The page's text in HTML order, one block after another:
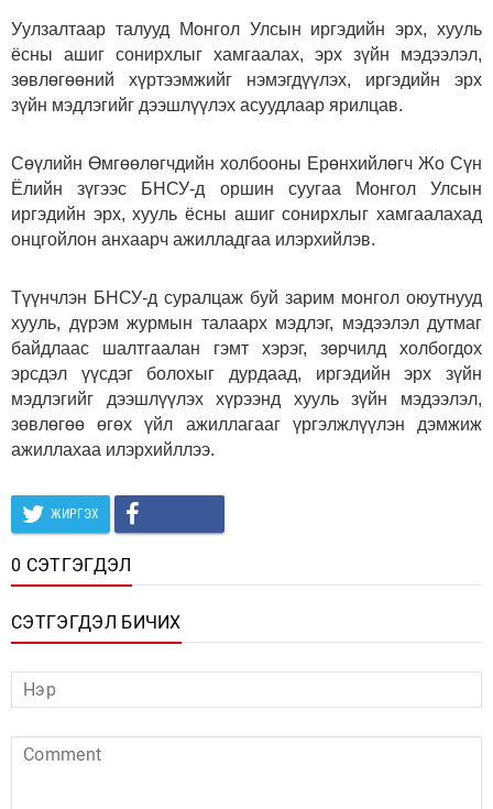
Уулзалтаар талууд Монгол Улсын иргэдийн эрх, хууль
ёсны ашиг сонирхлыг хамгаалах, эрх зүйн мэдээлэл,
зөвлөгөөний хүртээмжийг нэмэгдүүлэх, иргэдийн эрх
зүйн мэдлэгийг дээшлүүлэх асуудлаар ярилцав.
Сөүлийн Өмгөөлөгчдийн холбооны Ерөнхийлөгч Жо Сүн
Ёлийн зүгээс БНСУ-д оршин суугаа Монгол Улсын
иргэдийн эрх, хууль ёсны ашиг сонирхлыг хамгаалахад
онцгойлон анхаарч ажилладгаа илэрхийлэв.
Түүнчлэн БНСУ-д суралцаж буй зарим монгол оюутнууд
хууль, дүрэм журмын талаарх мэдлэг, мэдээлэл дутмаг
байдлаас шалтгаалан гэмт хэрэг, зөрчилд холбогдох
эрсдэл үүсдэг болохыг дурдаад, иргэдийн эрх зүйн
мэдлэгийг дээшлүүлэх хүрээнд хууль зүйн мэдээлэл,
зөвлөгөө өгөх үйл ажиллагааг үргэлжлүүлэн дэмжиж
ажиллахаа илэрхийллээ.
ЖИРГЭХ
0 СЭТГЭГДЭЛ
СЭТГЭГДЭЛ БИЧИХ